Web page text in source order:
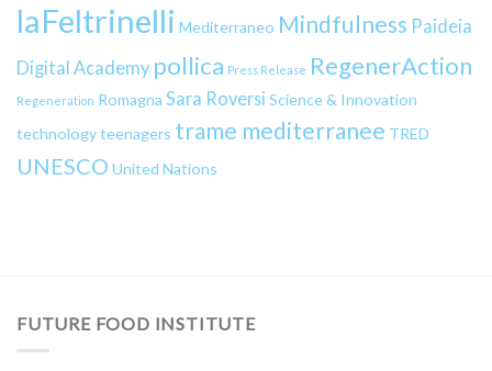
laFeltrinelli Mediterraneo Mindfulness Paideia
Digital Academy pollica Press Release RegenerAction
Regeneration Romagna Sara Roversi Science & Innovation
technologyteenagers trame mediterranee TRED
UNESCO United Nations
FUTURE FOOD INSTITUTE